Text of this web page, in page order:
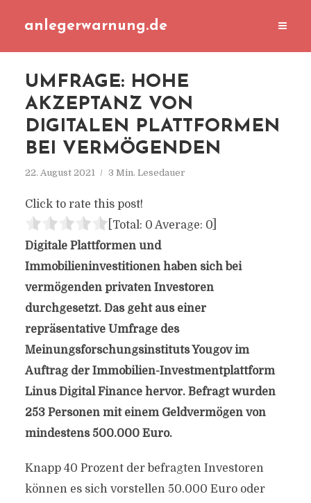
anlegerwarnung.de
UMFRAGE: HOHE
AKZEPTANZ VON
DIGITALEN PLATTFORMEN
BEI VERMÖGENDEN
22. August 2021 3 Min. Lesedauer
Click to rate this post!
[Total: 0 Average: 0]
Digitale Plattformen und
Immobilieninvestitionen haben sich bei
vermögenden privaten Investoren
durchgesetzt. Das geht aus einer
repräsentative Umfrage des
Meinungsforschungsinstituts Yougov im
Auftrag der Immobilien-Investmentplattform
Linus Digital Finance hervor. Befragt wurden
253 Personen mit einem Geldvermögen von
mindestens 500.000 Euro.
Knapp 40 Prozent der befragten Investoren
können es sich vorstellen 50.000 Euro oder